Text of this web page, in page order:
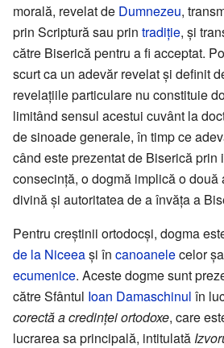
morală, revelat de Dumnezeu,
prin Scriptură sau prin tradiţie, şi
către Biserică pentru a fi acceptat.
scurt ca un adevăr revelat şi definit
revelaţiile particulare nu constituie
limitând sensul acestui cuvânt la
de sinoade generale, în timp ce
când este prezentat de Biserică prin
consecinţă, o dogmă implică o două
divină şi autoritatea de a învăţa a
Pentru creştinii ortodocşi, dogma
de la Niceeaşi în canoanelecelor
ecumenice. Aceste dogme sunt
către Sfântul Ioan Damaschinul în
corectă a credinţei ortodoxe, care
lucrarea sa principală, intitulată